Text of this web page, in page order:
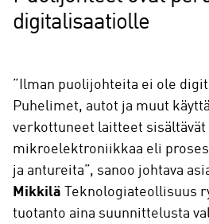
digitalisaatiolle
”Ilman puolijohteita ei ole
Puhelimet, autot ja muut
verkottuneet laitteet sisältävät
mikroelektroniikkaa eli
ja antureita”, sanoo johtava
Mikkilä Teknologiateollisuus
tuotanto aina suunnittelusta